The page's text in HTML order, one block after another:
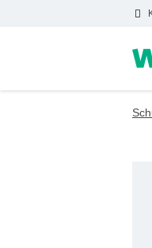
Zur Hauptnavigation